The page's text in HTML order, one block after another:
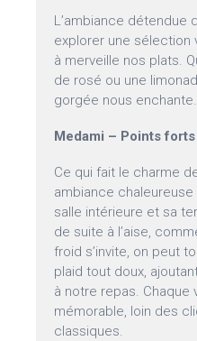
L’ambiance détendue
explorer une sélection
à merveille nos plats.
de rosé ou une
gorgée nous enchante.
Medami – Points
Ce qui fait le charme
ambiance
salle intérieure et sa
de suite à l’aise,
froid s’invite, on peut
plaid tout doux,
à notre repas. Chaque
mémorable, loin des
classiques.